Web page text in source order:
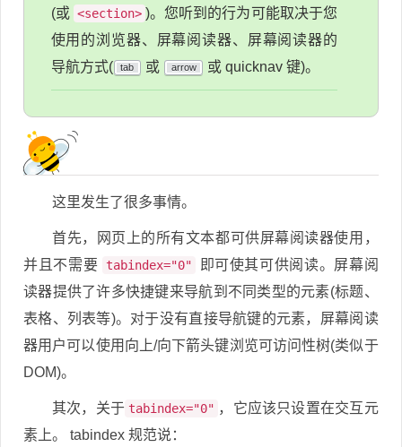
(或 <section> )。您听到的行为可能取决于您
使用的浏览器、屏幕阅读器、屏幕阅读器的
导航方式(
tab 或 arrow 或 quicknav 键)。
这里发生了很多事情。
首先，网页上的所有文本都可供屏幕阅读器使用，
并且不需要
tabindex="0"
即可使其可供阅读。屏幕阅
读器提供了许多快捷键来导航到不同类型的元素(标题、
表格、列表等)。对于没有直接导航键的元素，屏幕阅读
器用户可以使用向上/向下箭头键浏览可访问性树(类似于
DOM)。
其次，关于 tabindex="0" ，它应该只设置在交互元
素上。 tabindex 规范说：